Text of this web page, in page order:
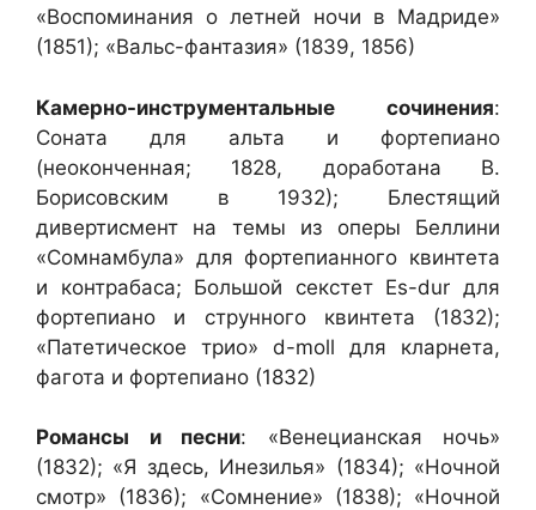
«Воспоминания о летней ночи в Мадриде»
(1851); «Вальс-фантазия» (1839, 1856)
Камерно-инструментальные сочинения:
Соната для альта и фортепиано
(неоконченная; 1828, доработана В.
Борисовским в 1932); Блестящий
дивертисмент на темы из оперы Беллини
«Сомнамбула» для фортепианного квинтета
и контрабаса; Большой секстет Es-dur для
фортепиано и струнного квинтета (1832);
«Патетическое трио» d-moll для кларнета,
фагота и фортепиано (1832)
Романсы и песни: «Венецианская ночь»
(1832); «Я здесь, Инезилья» (1834); «Ночной
смотр» (1836); «Сомнение» (1838); «Ночной